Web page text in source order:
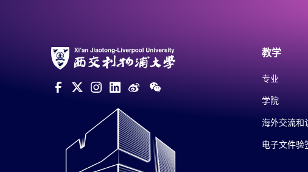
教学
专业
学院
海外交流和
电子文件验